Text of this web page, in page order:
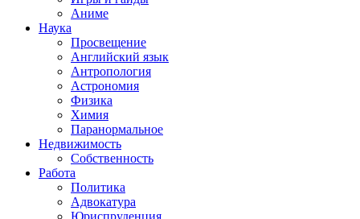
Аниме
Наука
Просвещение
Английский язык
Антропология
Астрономия
Физика
Химия
Паранормальное
Недвижимость
Собственность
Работа
Политика
Адвокатура
Юриспруденция